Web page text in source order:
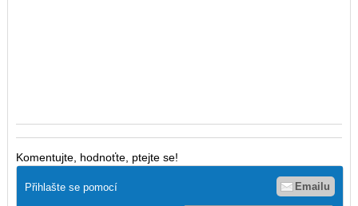
Komentujte, hodnoťte, ptejte se!
Přihlašte se pomocí Emailu